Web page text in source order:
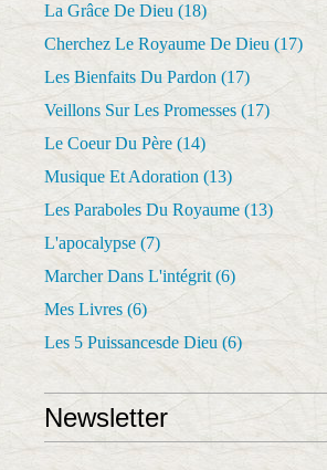
La Grâce De Dieu (18)
Cherchez Le Royaume De Dieu (17)
Les Bienfaits Du Pardon (17)
Veillons Sur Les Promesses (17)
Le Coeur Du Père (14)
Musique Et Adoration (13)
Les Paraboles Du Royaume (13)
L'apocalypse (7)
Marcher Dans L'intégrit (6)
Mes Livres (6)
Les 5 Puissancesde Dieu (6)
Newsletter